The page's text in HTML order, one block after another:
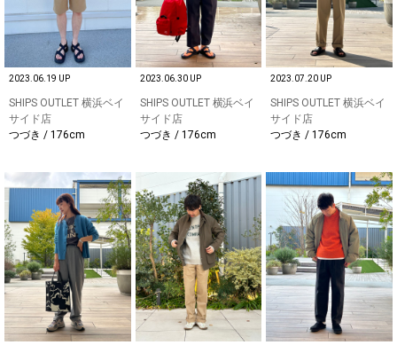
2023.06.19 UP
SHIPS OUTLET 横浜ベイ
サイド店
つづき / 176cm
2023.06.30 UP
SHIPS OUTLET 横浜ベイ
サイド店
つづき / 176cm
2023.07.20 UP
SHIPS OUTLET 横浜ベイ
サイド店
つづき / 176cm